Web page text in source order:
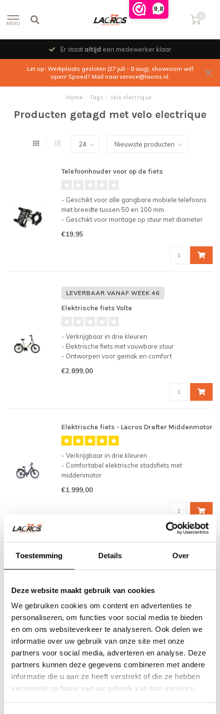
9,8
Toestemming Details Over
Deze website maakt gebruik van cookies
We gebruiken cookies om content en advertenties te
personaliseren, om functies voor social media te bieden
en om ons websiteverkeer te analyseren. Ook delen we
informatie over uw gebruik van onze site met onze
partners voor social media, adverteren en analyse. Deze
partners kunnen deze gegevens combineren met andere
informatie die u aan ze heeft verstrekt of die ze hebben
verzameld op basis van uw gebruik van hun services.
MENU
0
Er staat altijd een medewerker klaar
Let op: Werkplaats gesloten (27 juli - 8 aug), showroom wél
open! Spoed? Mail naarservice@lacros.nl.
Home / Tags / velo electrique
Producten getagd met velo electrique
Telefoonhouder voor op de fiets
- Geschikt voor alle gangbare mobiele telefoons
met breedte tussen 50 en 100 mm
- Geschikt voor montage op stuur met diameter
- Inclusief rubber strips ter voorkoming van
- Montage met M4 inbussleutel (inbegrepen)
€19,95
LEVERBAAR VANAF WEEK 46
Elektrische fiets Volte
- Verkrijgbaar in drie kleuren
- Elektrische fiets met vouwbare stuur
- Ontworpen voor gemak en comfort
elke trap
€2.899,00
Elektrische fiets - Lacros Drafter Middenmotor
- Verkrijgbaar in drie kleuren
- Comfortabel elektrische stadsfiets met
middenmotor
- 5 niveaus motorondersteuning
- Zonder ondersteuning de fietservaring van een
€1.999,00